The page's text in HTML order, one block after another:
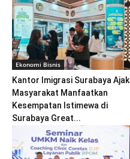
Ekonomi Bisnis
Kantor Imigrasi Surabaya Ajak
Masyarakat Manfaatkan
Kesempatan Istimewa di
Surabaya Great...